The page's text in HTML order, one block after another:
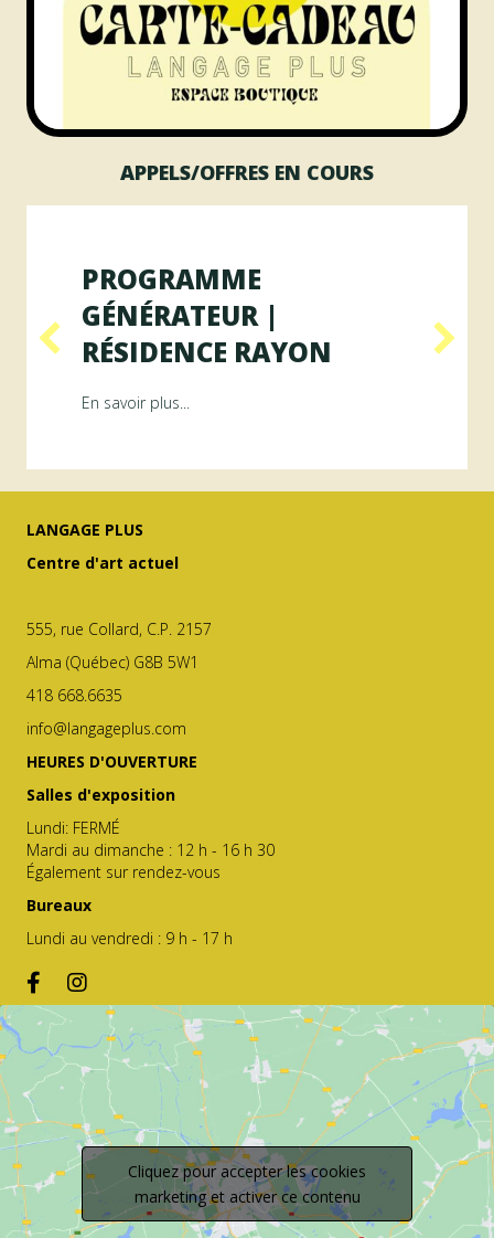
APPELS/OFFRES EN COURS
ArAMiS
PROGRAMME
GÉNÉRATEUR |
RÉSIDENCE RAYON
En savoir plus...
LANGAGE PLUS
Centre d'art actuel
555, rue Collard, C.P. 2157
Alma (Québec) G8B 5W1
418 668.6635
info@langageplus.com
HEURES D'OUVERTURE
Salles d'exposition
Lundi: FERMÉ
Mardi au dimanche : 12 h - 16 h 30
Également sur rendez-vous
Bureaux
Lundi au vendredi : 9 h - 17 h
Cliquez pour accepter les cookies
marketing et activer ce contenu